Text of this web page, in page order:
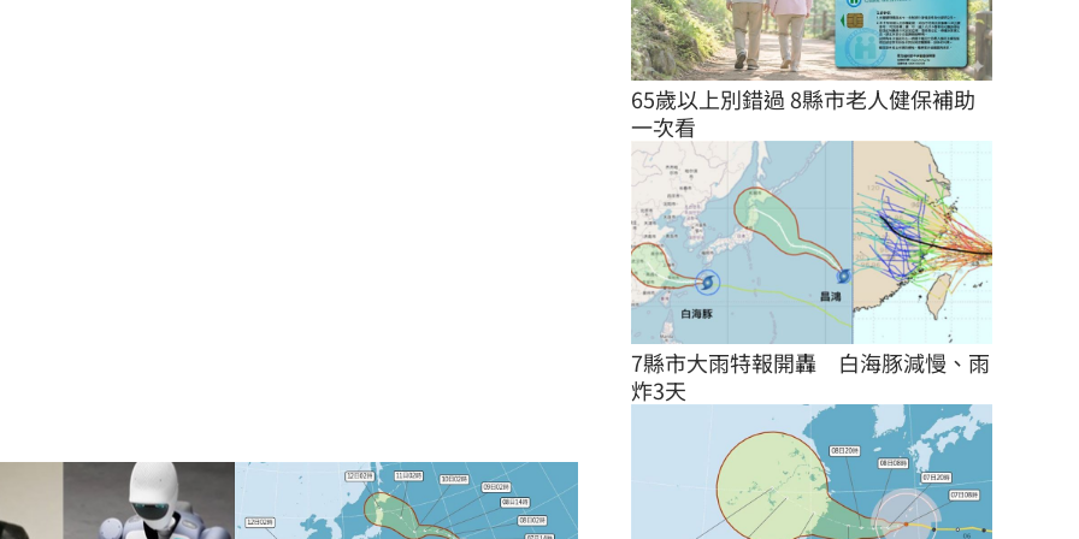
65歲以上別錯過 8縣市老人健保補助
一次看
7縣市大雨特報開轟　白海豚減慢、雨
炸3天